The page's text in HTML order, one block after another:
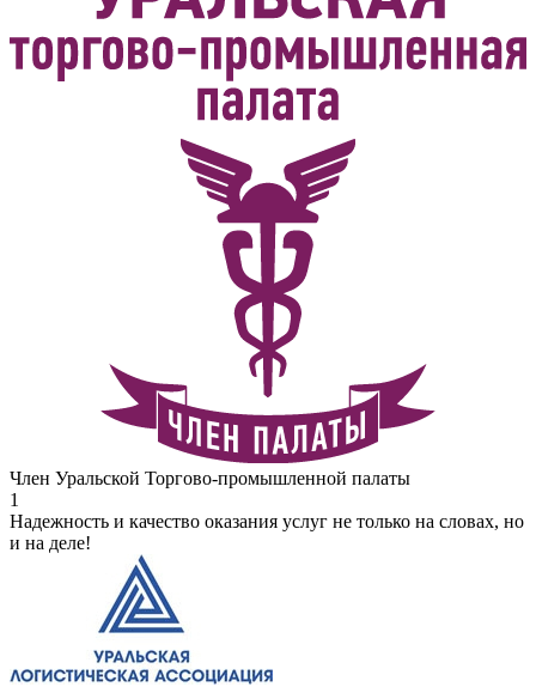
Член Уральской Торгово-промышленной палаты
1
Надежность и качество оказания услуг не только на словах, но
и на деле!